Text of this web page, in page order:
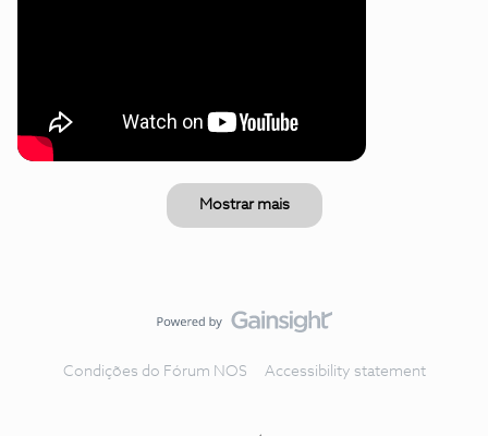
Mostrar mais
Condições do Fórum NOS Accessibility statement